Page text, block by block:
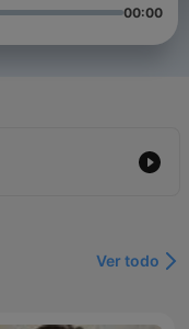
00:00
Ver todo